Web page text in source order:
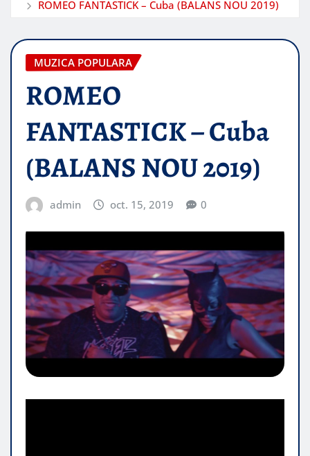
ROMEO FANTASTICK – Cuba (BALANS NOU 2019)
MUZICA POPULARA
ROMEO
FANTASTICK – Cuba
(BALANS NOU 2019)
admin oct. 15, 2019 0